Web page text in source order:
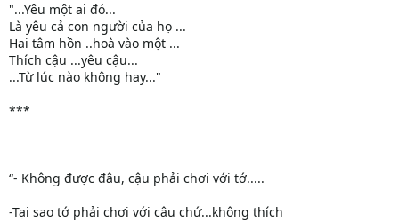
"...Yêu một ai đó...
Là yêu cả con người của họ ...
Hai tâm hồn ..hoà vào một ...
Thích cậu ...yêu cậu...
...Từ lúc nào không hay..."
***
“- Không được đâu, cậu phải chơi với tớ.....
-Tại sao tớ phải chơi với cậu chứ...không thích